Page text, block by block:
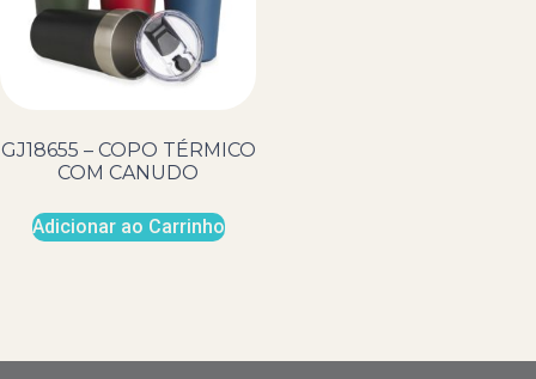
GJ18655 – COPO TÉRMICO
COM CANUDO
Adicionar ao Carrinho